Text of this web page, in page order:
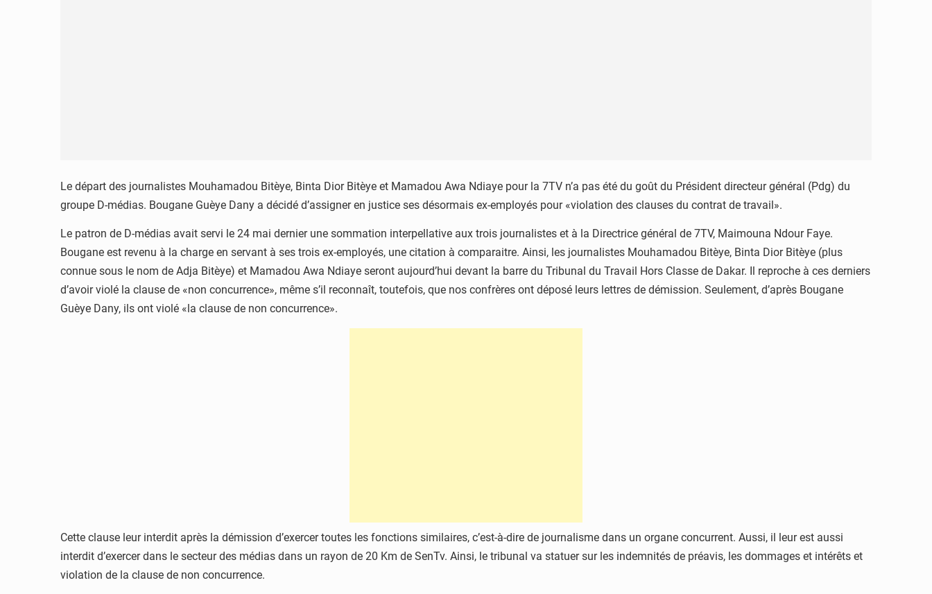
Le départ des journalistes Mouhamadou Bitèye, Binta Dior Bitèye et Mamadou Awa Ndiaye pour la 7TV n’a pas été du goût du Président directeur général (Pdg) du
groupe D-médias. Bougane Guèye Dany a décidé d’assigner en justice ses désormais ex-employés pour «violation des clauses du contrat de travail».
Le patron de D-médias avait servi le 24 mai dernier une sommation interpellative aux trois journalistes et à la Directrice général de 7TV, Maimouna Ndour Faye.
Bougane est revenu à la charge en servant à ses trois ex-employés, une citation à comparaitre. Ainsi, les journalistes Mouhamadou Bitèye, Binta Dior Bitèye (plus
connue sous le nom de Adja Bitèye) et Mamadou Awa Ndiaye seront aujourd’hui devant la barre du Tribunal du Travail Hors Classe de Dakar. Il reproche à ces derniers
d’avoir violé la clause de «non concurrence», même s’il reconnaît, toutefois, que nos confrères ont déposé leurs lettres de démission. Seulement, d’après Bougane
Guèye Dany, ils ont violé «la clause de non concurrence».
Cette clause leur interdit après la démission d’exercer toutes les fonctions similaires, c’est-à-dire de journalisme dans un organe concurrent. Aussi, il leur est aussi
interdit d’exercer dans le secteur des médias dans un rayon de 20 Km de SenTv. Ainsi, le tribunal va statuer sur les indemnités de préavis, les dommages et intérêts et
violation de la clause de non concurrence.